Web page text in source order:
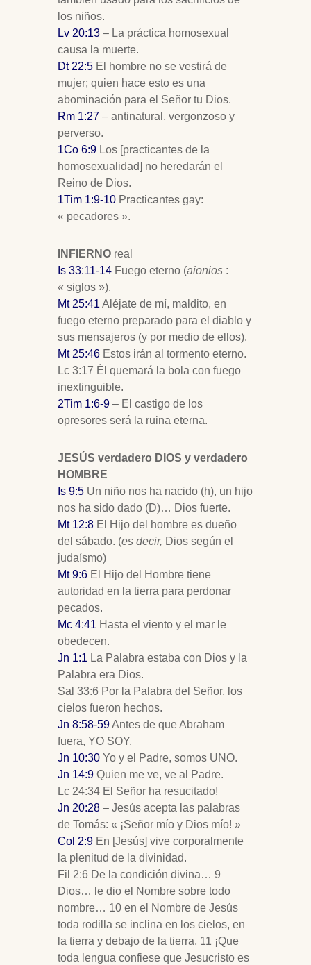
los niños.
Lv 20:13 – La práctica homosexual
causa la muerte.
Dt 22:5 El hombre no se vestirá de
mujer; quien hace esto es una
abominación para el Señor tu Dios.
Rm 1:27 – antinatural, vergonzoso y
perverso.
1Co 6:9 Los [practicantes de la
homosexualidad] no heredarán el
Reino de Dios.
1Tim 1:9-10 Practicantes gay:
« pecadores ».
INFIERNO real
Is 33:11-14 Fuego eterno (aionios :
« siglos »).
Mt 25:41Aléjate de mí, maldito, en
fuego eterno preparado para el diablo y
sus mensajeros (y por medio de ellos).
Mt 25:46 Estos irán al tormento eterno.
Lc 3:17 Él quemará la bola con fuego
inextinguible.
2Tim 1:6-9 – El castigo de los
opresores será la ruina eterna.
JESÚS verdadero DIOS y verdadero
HOMBRE
Is 9:5 Un niño nos ha nacido (h), un hijo
nos ha sido dado (D)… Dios fuerte.
Mt 12:8 El Hijo del hombre es dueño
del sábado. (es decir, Dios según el
judaísmo)
Mt 9:6 El Hijo del Hombre tiene
autoridad en la tierra para perdonar
pecados.
Mc 4:41 Hasta el viento y el mar le
obedecen.
Jn 1:1 La Palabra estaba con Dios y la
Palabra era Dios.
Sal 33:6 Por la Palabra del Señor, los
cielos fueron hechos.
Jn 8:58-59Antes de que Abraham
fuera, YO SOY.
Jn 10:30 Yo y el Padre, somos UNO.
Jn 14:9 Quien me ve, ve al Padre.
Lc 24:34 El Señor ha resucitado!
Jn 20:28 – Jesús acepta las palabras
de Tomás: « ¡Señor mío y Dios mío! »
Col 2:9 En [Jesús] vive corporalmente
la plenitud de la divinidad.
Fil 2:6 De la condición divina… 9
Dios… le dio el Nombre sobre todo
nombre… 10 en el Nombre de Jesús
toda rodilla se inclina en los cielos, en
la tierra y debajo de la tierra, 11 ¡Que
toda lengua confiese que Jesucristo es